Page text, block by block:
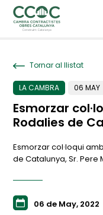
Tornar al llistat
LA CAMBRA 06 MAY
Esmorzar
Rodalies de
Esmorzar col·loqui
de Catalunya, Sr. Pere
06 de May, 2022